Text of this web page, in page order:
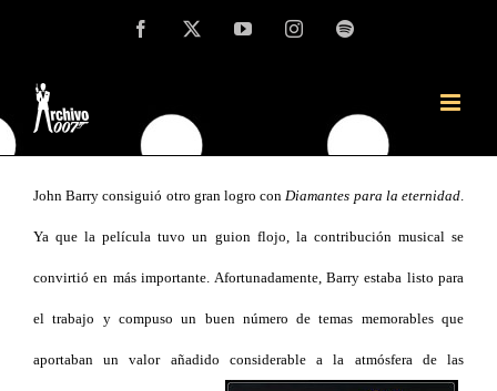
contenido
Facebook YouTubeInstagramSpotify
aventura oficial de James Bond y el álbum que
originaron
John Barry consiguió otro gran logro con Diamantes para la eternidad.
Ya que la película tuvo un guion flojo, la contribución musical se
convirtió en más importante. Afortunadamente, Barry estaba listo para
el trabajo y compuso un buen número de temas memorables que
aportaban un valor añadido considerable a la atmósfera de las